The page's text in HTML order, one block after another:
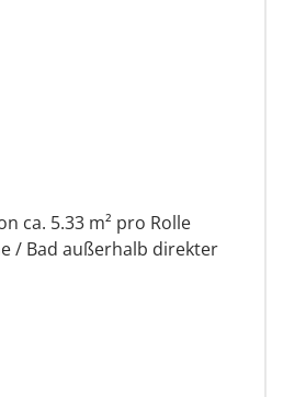
ca. 5.33 m² pro Rolle
/ Bad außerhalb direkter